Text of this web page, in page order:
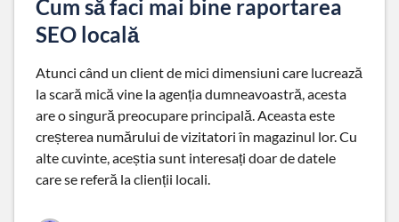
Cum să faci mai bine raportarea
SEO locală
Atunci când un client de mici dimensiuni care lucrează
la scară mică vine la agenția dumneavoastră, acesta
are o singură preocupare principală. Aceasta este
creșterea numărului de vizitatori în magazinul lor. Cu
alte cuvinte, aceștia sunt interesați doar de datele
care se referă la clienții locali.